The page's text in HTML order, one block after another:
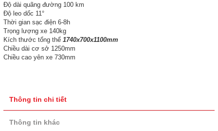
Độ dài quãng đường 100 km
Độ leo dốc 11°
Thời gian sạc điện 6-8h
Trọng lượng xe 140kg
Kích thước tổng thể 1740x700x1100mm
Chiều dài cơ sở 1250mm
Chiều cao yên xe 730mm
Thông tin chi tiết
Thông tin khác